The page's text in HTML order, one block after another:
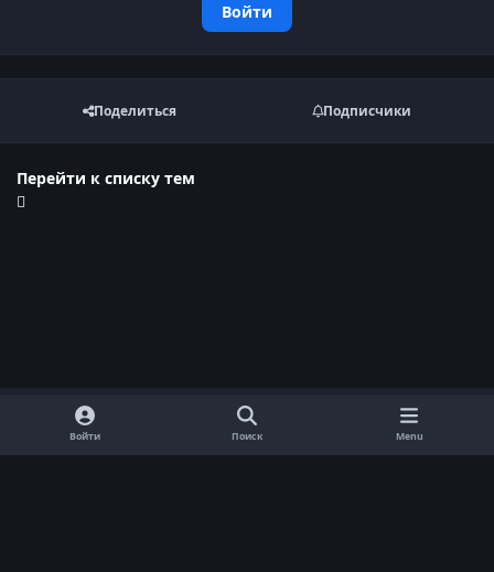
Войти
Поделиться Подписчики
Перейти к списку тем
Обратная связь Cookie-файлы
Договор оферты
Войти Поиск Menu